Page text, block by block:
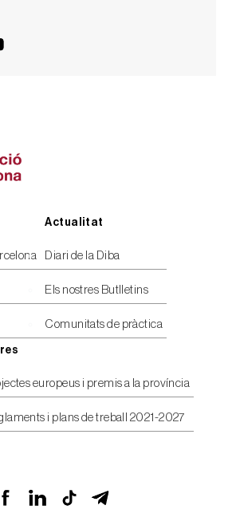
Actualitat
Diari de la Diba
Els nostres Butlletins
Comunitats de pràctica
europeus i premis a la província
i plans de treball 2021-2027